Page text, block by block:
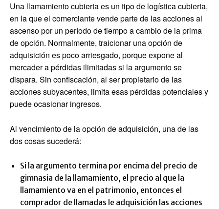
Una llamamiento cubierta es un tipo de logística cubierta,
en la que el comerciante vende parte de las acciones al
ascenso por un período de tiempo a cambio de la prima
de opción. Normalmente, traicionar una opción de
adquisición es poco arriesgado, porque expone al
mercader a pérdidas ilimitadas si la argumento se
dispara. Sin confiscación, al ser propietario de las
acciones subyacentes, limita esas pérdidas potenciales y
puede ocasionar ingresos.
Al vencimiento de la opción de adquisición, una de las
dos cosas sucederá:
Si la argumento termina por encima del precio de
gimnasia de la llamamiento, el precio al que la
llamamiento va en el patrimonio, entonces el
comprador de llamadas le adquisición las acciones